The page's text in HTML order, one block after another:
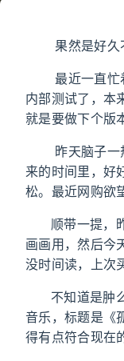
果然是好久不
最近一直忙着
内部测试了，本
就是要做下个版
昨天脑子一热
来的时间里，好
松。最近网购欲
顺带一提，昨
画画用，然后今
没时间读，上次
不知道是肿么
音乐，标题是《
得有点符合现在